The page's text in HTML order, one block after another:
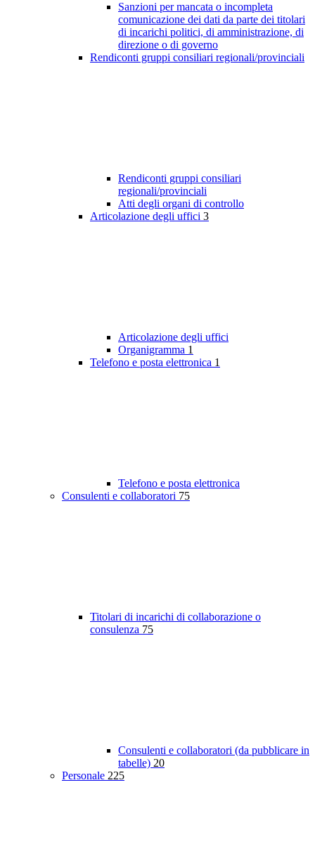
Sanzioni per mancata o incompleta
comunicazione dei dati da parte dei titolari
di incarichi politici, di amministrazione, di
direzione o di governo
Rendiconti gruppi consiliari regionali/provinciali
Rendiconti gruppi consiliari
regionali/provinciali
Atti degli organi di controllo
Articolazione degli uffici 3
Articolazione degli uffici
Organigramma 1
Telefono e posta elettronica 1
Telefono e posta elettronica
Consulenti e collaboratori 75
Titolari di incarichi di collaborazione o
consulenza 75
Consulenti e collaboratori (da pubblicare in
tabelle) 20
Personale 225